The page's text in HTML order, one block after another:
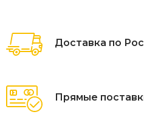
Доставка по
Прямые